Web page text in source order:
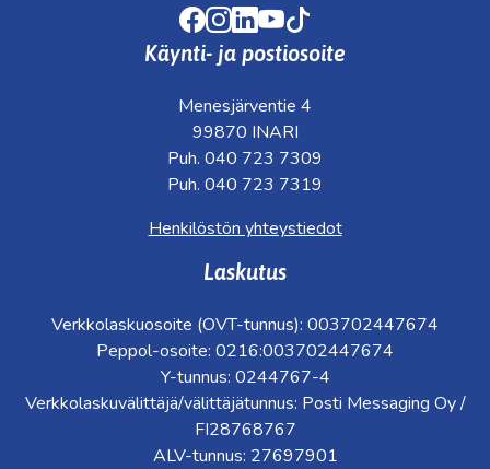
Facebook
Instagram
LinkedIn
Youtube
Käynti- ja postiosoite
Menesjärventie 4
99870 INARI
Puh. 040 723 7309
Puh. 040 723 7319
Henkilöstön yhteystiedot
Laskutus
Verkkolaskuosoite (OVT-tunnus): 003702447674
Peppol-osoite: 0216:003702447674
Y-tunnus: 0244767-4
Verkkolaskuvälittäjä/välittäjätunnus: Posti Messaging Oy /
FI28768767
ALV-tunnus: 27697901